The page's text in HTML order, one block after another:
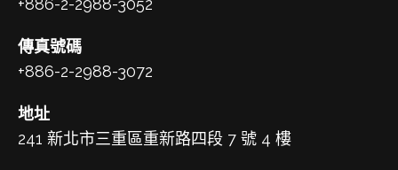
傳真號碼
+886-2-2988-3072
地址
241 新北市三重區重新路四段 7 號 4 樓